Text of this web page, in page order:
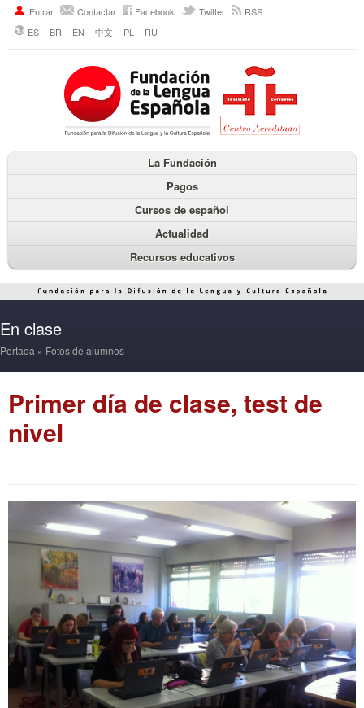
Entrar Contactar Facebook Twitter
RSS
ES
BR EN 中文 PL RU
La Fundación
Pagos
Cursos de español
Actualidad
Recursos educativos
En clase
Portada » Fotos de alumnos
Primer día de clase, test de
nivel